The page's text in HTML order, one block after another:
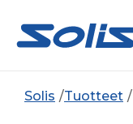
Solis Tuotteet